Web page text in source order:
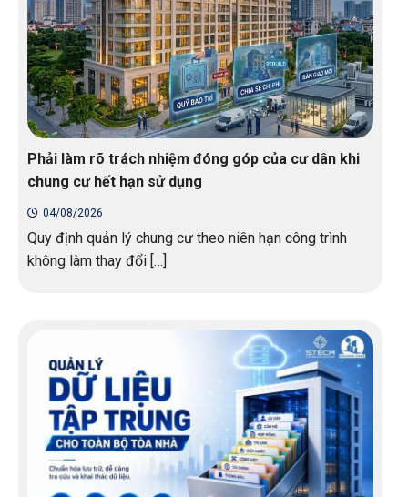
Phải làm rõ trách nhiệm đóng góp của cư dân khi
chung cư hết hạn sử dụng
04/08/2026
Quy định quản lý chung cư theo niên hạn công trình
không làm thay đổi […]